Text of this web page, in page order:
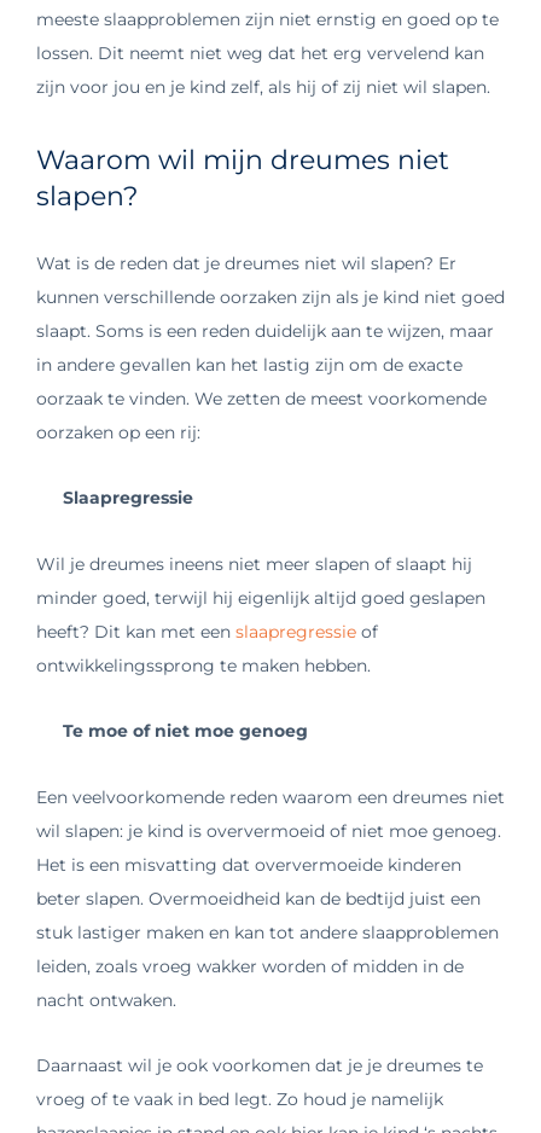
meeste slaapproblemen zijn niet ernstig en goed op te
lossen. Dit neemt niet weg dat het erg vervelend kan
zijn voor jou en je kind zelf, als hij of zij niet wil slapen.
Waarom wil mijn dreumes niet
slapen?
Wat is de reden dat je dreumes niet wil slapen? Er
kunnen verschillende oorzaken zijn als je kind niet goed
slaapt. Soms is een reden duidelijk aan te wijzen, maar
in andere gevallen kan het lastig zijn om de exacte
oorzaak te vinden. We zetten de meest voorkomende
oorzaken op een rij:
Slaapregressie
Wil je dreumes ineens niet meer slapen of slaapt hij
minder goed, terwijl hij eigenlijk altijd goed geslapen
heeft? Dit kan met een slaapregressie of
ontwikkelingssprong te maken hebben.
Te moe of niet moe genoeg
Een veelvoorkomende reden waarom een dreumes niet
wil slapen: je kind is oververmoeid of niet moe genoeg.
Het is een misvatting dat oververmoeide kinderen
beter slapen. Overmoeidheid kan de bedtijd juist een
stuk lastiger maken en kan tot andere slaapproblemen
leiden, zoals vroeg wakker worden of midden in de
nacht ontwaken.
Daarnaast wil je ook voorkomen dat je je dreumes te
vroeg of te vaak in bed legt. Zo houd je namelijk